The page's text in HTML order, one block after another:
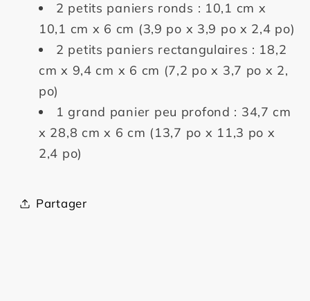
2 petits paniers ronds : 10,1 cm x
10,1 cm x 6 cm (3,9 po x 3,9 po x 2,4 po)
2 petits paniers rectangulaires : 18,2
cm x 9,4 cm x 6 cm (7,2 po x 3,7 po x 2,
po)
1 grand panier peu profond : 34,7 cm
x 28,8 cm x 6 cm (13,7 po x 11,3 po x
2,4 po)
Partager